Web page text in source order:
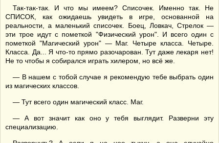
Так-так-так. И что мы имеем? Списочек. Именно так. Не
СПИСОК, как ожидаешь увидеть в игре, основанной на
реальности, а маленький списочек. Боец, Ловкач, Стрелок —
эти трое идут с пометкой "Физический урон". И всего один с
пометкой "Магический урон" — Маг. Четыре класса. Четыре.
Класса. Да... Я что-то прямо разочарован. Тут даже лекаря нет!
Не то чтобы я собирался играть хилером, но всё же.
— В нашем с тобой случае я рекомендую тебе выбрать один
из магических классов.
— Тут всего один магический класс. Маг.
— А вот значит как оно у тебя выглядит. Разверни эту
специализацию.